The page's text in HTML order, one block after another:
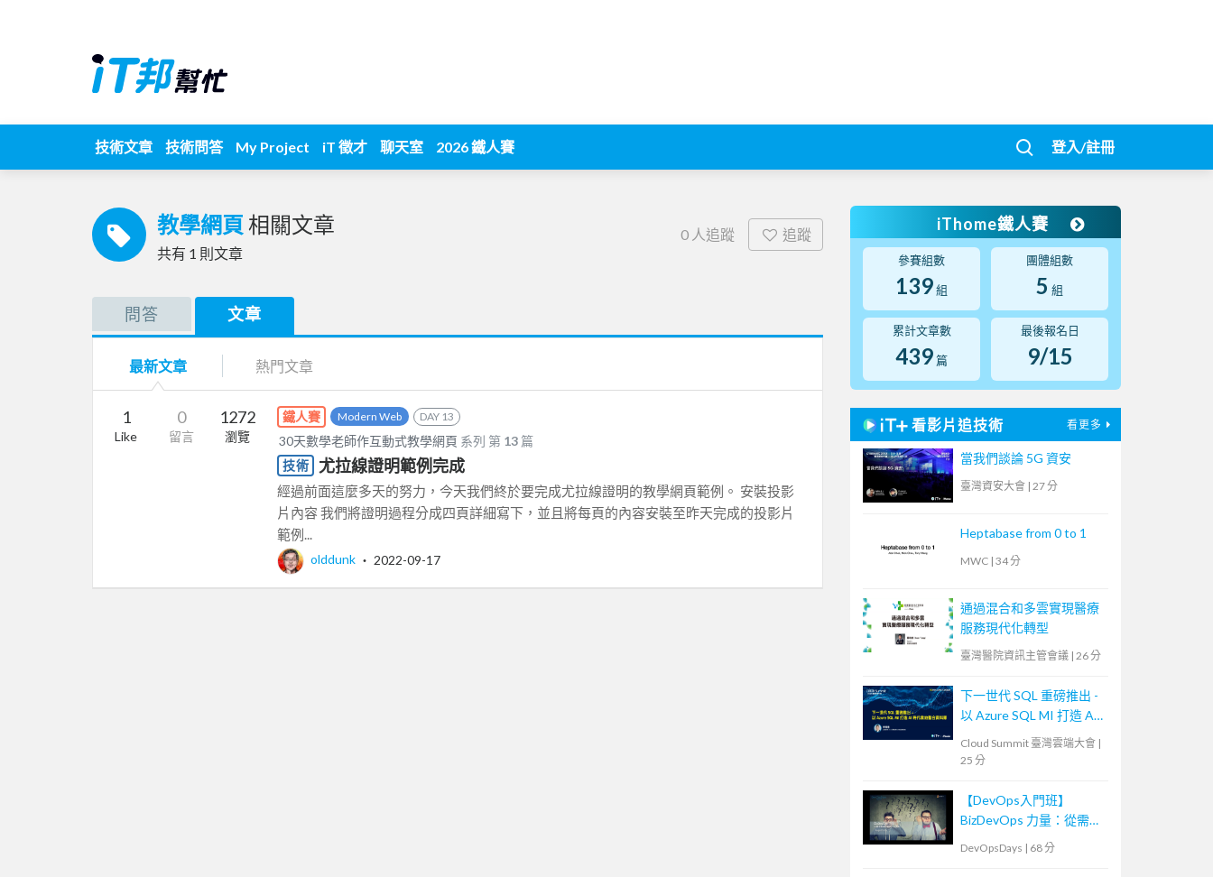
技術文章 技術問答 My Project iT 徵才 聊天室 2026 鐵人賽 登入/註冊
教學網頁 相關文章
共有 1 則文章
0 人追蹤 追蹤
問答 文章
最新文章 熱門文章
1
Like
0
留言
1272
瀏覽
鐵人賽 Modern Web DAY 13
30天數學老師作互動式教學網頁 系列 第 13 篇
技術
尤拉線證明範例完成
經過前面這麼多天的努力，今天我們終於要完成尤拉線證明的教學網頁範例。 安裝投影
片內容 我們將證明過程分成四頁詳細寫下，並且將每頁的內容安裝至昨天完成的投影片
範例...
olddunk ‧ 2022-09-17
iThome鐵人賽
參賽組數
139組
團體組數
5 組
累計文章數
439 篇
最後報名日
9/15
看影片追技術 看更多
當我們談論 5G 資安
臺灣資安大會 | 27 分
Heptabase from 0 to 1
MWC | 34 分
通過混合和多雲實現醫療
服務現代化轉型
臺灣醫院資訊主管會議 | 26 分
下一世代 SQL 重磅推出 -
以 Azure SQL MI 打造 AI
時代雲地整合資料庫
Cloud Summit 臺灣雲端大會 |
25 分
【DevOps入門班】
BizDevOps 力量：從需求
轉換到團隊內外溝通
DevOpsDays | 68 分